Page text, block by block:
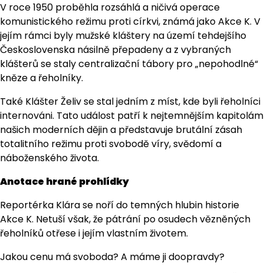
V roce 1950 proběhla rozsáhlá a ničivá operace
komunistického režimu proti církvi, známá jako Akce K. V
jejím rámci byly mužské kláštery na území tehdejšího
Československa násilně přepadeny a z vybraných
klášterů se staly centralizační tábory pro „nepohodlné“
kněze a řeholníky.
Také Klášter Želiv se stal jedním z míst, kde byli řeholníci
internováni. Tato událost patří k nejtemnějším kapitolám
našich moderních dějin a představuje brutální zásah
totalitního režimu proti svobodě víry, svědomí a
náboženského života.
Anotace hrané prohlídky
Reportérka Klára se noří do temných hlubin historie
Akce K. Netuší však, že pátrání po osudech vězněných
řeholníků otřese i jejím vlastním životem.
Jakou cenu má svoboda? A máme ji doopravdy?